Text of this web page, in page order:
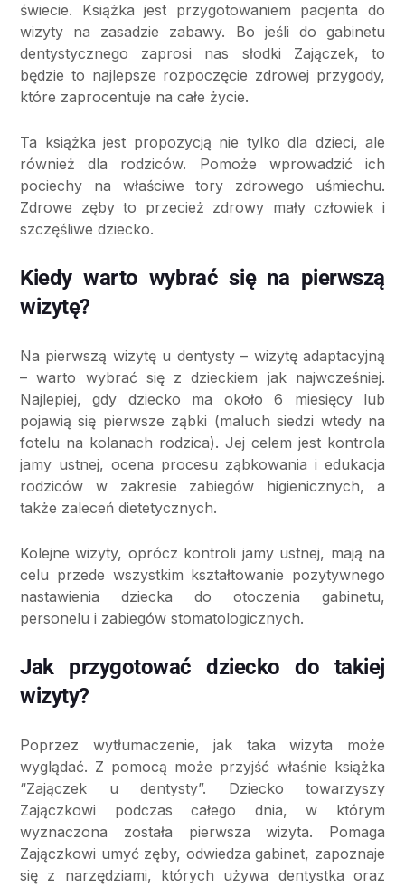
świecie. Książka jest przygotowaniem pacjenta do
wizyty na zasadzie zabawy. Bo jeśli do gabinetu
dentystycznego zaprosi nas słodki Zajączek, to
będzie to najlepsze rozpoczęcie zdrowej przygody,
które zaprocentuje na całe życie.
Ta książka jest propozycją nie tylko dla dzieci, ale
również dla rodziców. Pomoże wprowadzić ich
pociechy na właściwe tory zdrowego uśmiechu.
Zdrowe zęby to przecież zdrowy mały człowiek i
szczęśliwe dziecko.
Kiedy warto wybrać się na pierwszą
wizytę?
Na pierwszą wizytę u dentysty – wizytę adaptacyjną
– warto wybrać się z dzieckiem jak najwcześniej.
Najlepiej, gdy dziecko ma około 6 miesięcy lub
pojawią się pierwsze ząbki (maluch siedzi wtedy na
fotelu na kolanach rodzica). Jej celem jest kontrola
jamy ustnej, ocena procesu ząbkowania i edukacja
rodziców w zakresie zabiegów higienicznych, a
także zaleceń dietetycznych.
Kolejne wizyty, oprócz kontroli jamy ustnej, mają na
celu przede wszystkim kształtowanie pozytywnego
nastawienia dziecka do otoczenia gabinetu,
personelu i zabiegów stomatologicznych.
Jak przygotować dziecko do takiej
wizyty?
Poprzez wytłumaczenie, jak taka wizyta może
wyglądać. Z pomocą może przyjść właśnie książka
“Zajączek u dentysty”. Dziecko towarzyszy
Zajączkowi podczas całego dnia, w którym
wyznaczona została pierwsza wizyta. Pomaga
Zajączkowi umyć zęby, odwiedza gabinet, zapoznaje
się z narzędziami, których używa dentystka oraz